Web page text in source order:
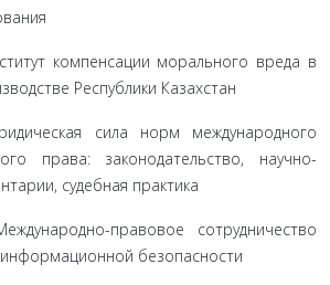
компенсации морального вреда в
Республики Казахстан
сила норм международного
права: законодательство, научно-
судебная практика
правовое сотрудничество
безопасности